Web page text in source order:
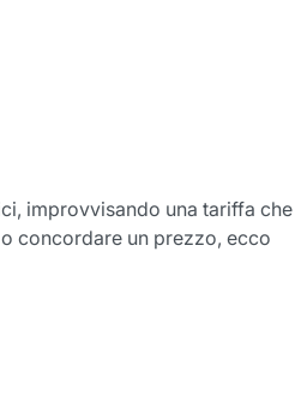
improvvisando una tariffa che
concordare un prezzo, ecco